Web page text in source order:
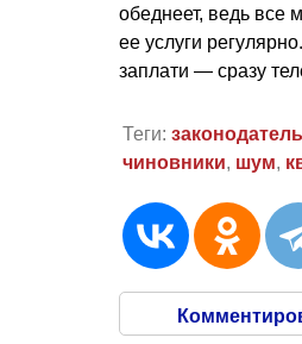
обеднеет, ведь все
ее услуги
заплати — сразу
Теги:
чиновники, шум,